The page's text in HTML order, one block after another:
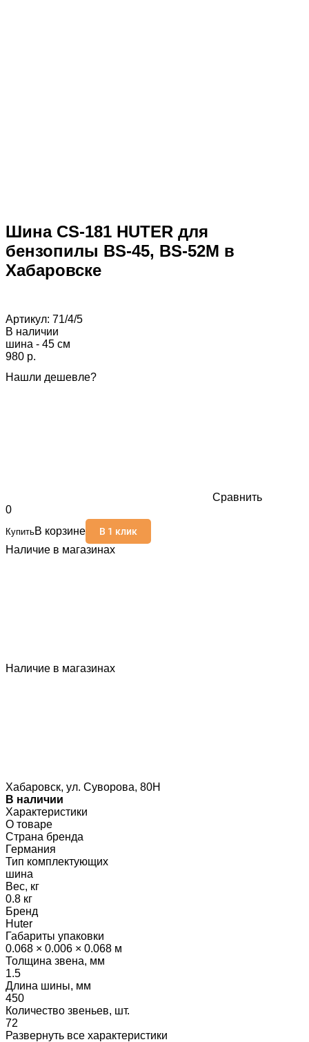
Шина CS-181 HUTER для
бензопилы BS-45, BS-52M в
Хабаровске
Артикул: 71/4/5
В наличии
шина - 45 см
980 p.
Нашли дешевле?
Сравнить
0
КупитьВ корзине В 1 клик
Наличие в магазинах
Наличие в магазинах
Хабаровск, ул. Суворова, 80Н
В наличии
Характеристики
О товаре
Страна бренда
Германия
Тип комплектующих
шина
Вес, кг
0.8 кг
Бренд
Huter
Габариты упаковки
0.068 × 0.006 × 0.068 м
Толщина звена, мм
1.5
Длина шины, мм
450
Количество звеньев, шт.
72
Развернуть все характеристики